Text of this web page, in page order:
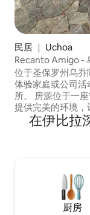
民居 ｜ Uchoa
Recanto Amigo -
位于圣保罗州乌
体验家庭或公司
所。 房源位于一
提供完美的环境
祝、休息和享受
往Bar Amigo，
在伊比拉
厨房